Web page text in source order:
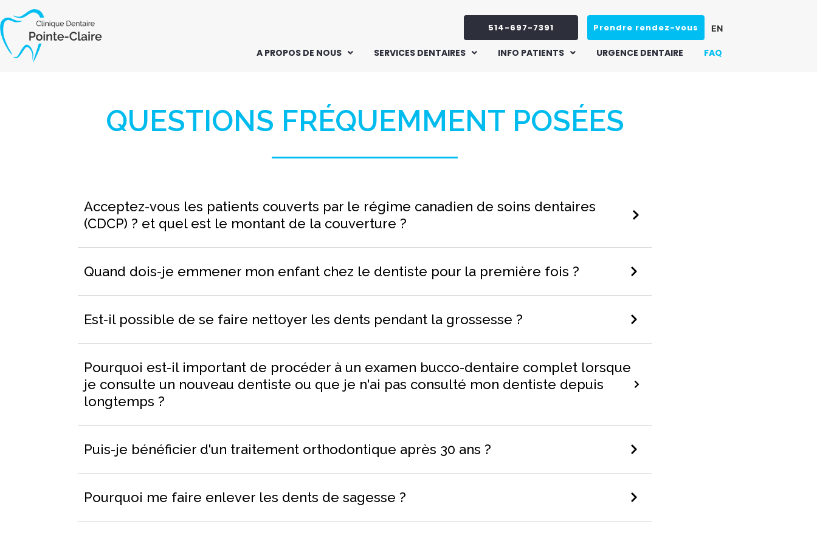
au
contenu
514-697-7391 Prendre rendez-vous EN
A PROPOS DE NOUS SERVICES DENTAIRES INFO PATIENTS URGENCE DENTAIRE FAQ
QUESTIONS FRÉQUEMMENT POSÉES
Acceptez-vous les patients couverts par le régime canadien de soins dentaires
(CDCP) ? et quel est le montant de la couverture ?
Quand dois-je emmener mon enfant chez le dentiste pour la première fois ?
Est-il possible de se faire nettoyer les dents pendant la grossesse ?
Pourquoi est-il important de procéder à un examen bucco-dentaire complet lorsque
je consulte un nouveau dentiste ou que je n'ai pas consulté mon dentiste depuis
longtemps ?
Puis-je bénéficier d'un traitement orthodontique après 30 ans ?
Pourquoi me faire enlever les dents de sagesse ?